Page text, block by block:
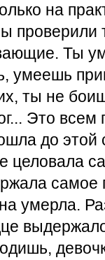
на
Ты
умеешь
ты не
Это
до этой
целовала
самое
умерла.